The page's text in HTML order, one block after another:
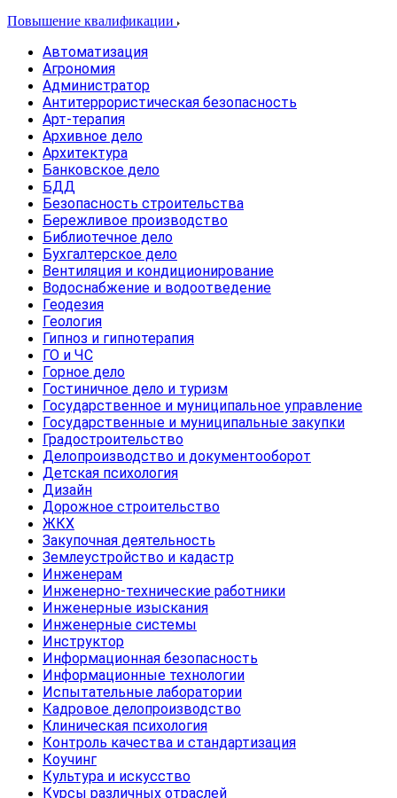
Повышение квалификации
Автоматизация
Агрономия
Администратор
Антитеррористическая безопасность
Арт-терапия
Архивное дело
Архитектура
Банковское дело
БДД
Безопасность строительства
Бережливое производство
Библиотечное дело
Бухгалтерское дело
Вентиляция и кондиционирование
Водоснабжение и водоотведение
Геодезия
Геология
Гипноз и гипнотерапия
ГО и ЧС
Горное дело
Гостиничное дело и туризм
Государственное и муниципальное управление
Государственные и муниципальные закупки
Градостроительство
Делопроизводство и документооборот
Детская психология
Дизайн
Дорожное строительство
ЖКХ
Закупочная деятельность
Землеустройство и кадастр
Инженерам
Инженерно-технические работники
Инженерные изыскания
Инженерные системы
Инструктор
Информационная безопасность
Информационные технологии
Испытательные лаборатории
Кадровое делопроизводство
Клиническая психология
Контроль качества и стандартизация
Коучинг
Культура и искусство
Курсы различных отраслей